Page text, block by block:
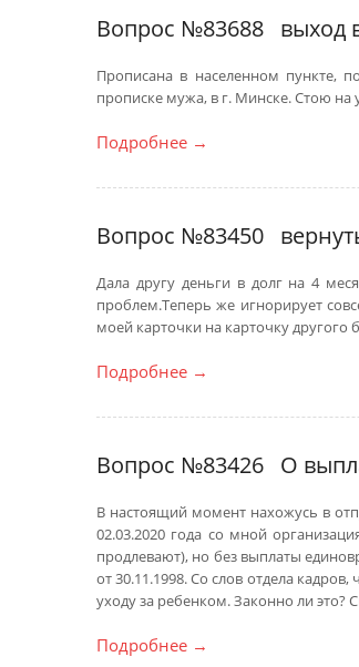
Вопрос №83688 выход
Прописана в населенном пункте,
прописке мужа, в г. Минске. Стою на
Подробнее →
Вопрос №83450
Дала другу деньги в долг на 4
проблем.Теперь же игнорирует
моей карточки на карточку другого
Подробнее →
Вопрос №83426 О
В настоящий момент нахожусь в
02.03.2020 года со мной
продлевают), но без выплаты
от 30.11.1998. Со слов отдела
уходу за ребенком. Законно ли это?
Подробнее →